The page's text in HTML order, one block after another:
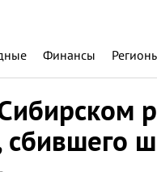
Финансы
сбившего